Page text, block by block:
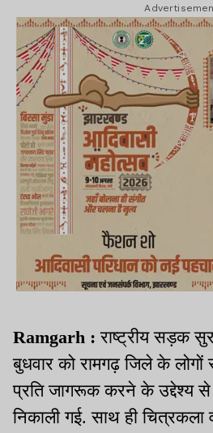
Ramgarh :राष्ट्रीय सड़क
बुधवार को रामगढ़ जिले के
प्रति जागरूक करने के उद्देश्य से
निकाली गई. साथ ही चित्रकला